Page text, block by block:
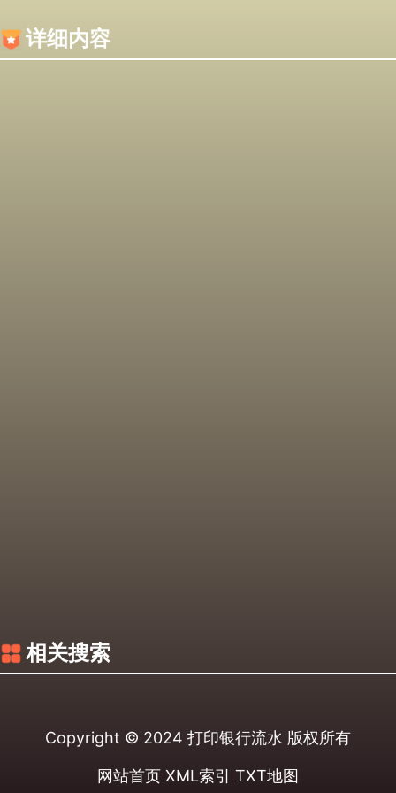
详细内容
相关搜索
Copyright © 2024 打印银行流水 版权所有
网站首页 XML索引 TXT地图